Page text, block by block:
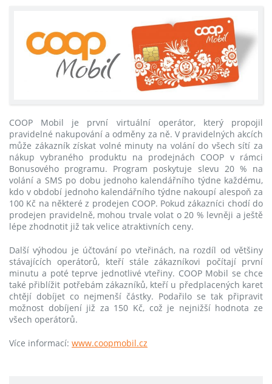
COOP Mobil je první virtuální operátor, který propojil
pravidelné nakupování a odměny za ně. V pravidelných akcích
může zákazník získat volné minuty na volání do všech sítí za
nákup vybraného produktu na prodejnách COOP v rámci
Bonusového programu. Program poskytuje slevu 20 % na
volání a SMS po dobu jednoho kalendářního týdne každému,
kdo v období jednoho kalendářního týdne nakoupí alespoň za
100 Kč na některé z prodejen COOP. Pokud zákazníci chodí do
prodejen pravidelně, mohou trvale volat o 20 % levněji a ještě
lépe zhodnotit již tak velice atraktivních ceny.
Další výhodou je účtování po vteřinách, na rozdíl od většiny
stávajících operátorů, kteří stále zákazníkovi počítají první
minutu a poté teprve jednotlivé vteřiny. COOP Mobil se chce
také přiblížit potřebám zákazníků, kteří u předplacených karet
chtějí dobíjet co nejmenší částky. Podařilo se tak připravit
možnost dobíjení již za 150 Kč, což je nejnižší hodnota ze
všech operátorů.
Více informací: www.coopmobil.cz